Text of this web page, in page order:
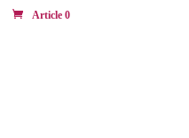
Article 0